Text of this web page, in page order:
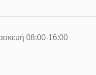
08:00-16:00